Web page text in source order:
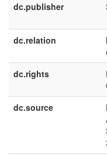
dc.publisher
dc.relation
dc.rights
dc.source